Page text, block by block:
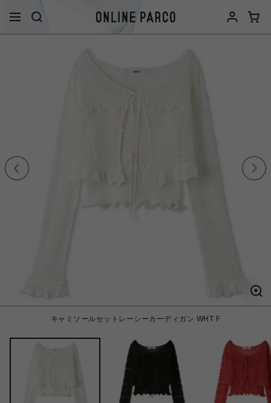
キャミソールセットレーシーカーディガン WHT F